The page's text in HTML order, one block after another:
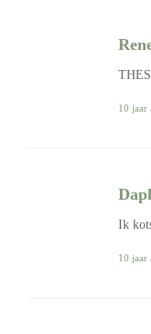
10 jaar
Ik
10 jaar